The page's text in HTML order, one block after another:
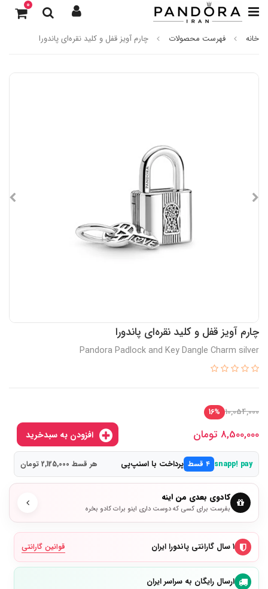
0
خانه فهرست محصولات چارم آویز قفل و کلید نقره‌ای پاندورا
چارم آویز قفل و کلید نقره‌ای پاندورا
Pandora Padlock and Key Dangle Charm silver
10,054,000
16%
8,500,000 تومان
snapp! pay ۴ قسط پرداخت با اسنپ‌پی هر قسط 2,125,000 تومان
کادوی بعدی من اینه
بفرست برای کسی که دوست داری اینو برات کادو بخره
۱ سال گارانتی پاندورا ایران قوانین گارانتی
ارسال رایگان به سراسر ایران